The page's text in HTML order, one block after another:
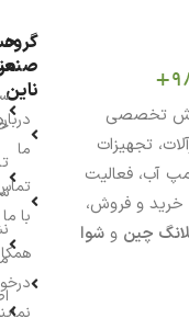
بر فروش تخصصی
تجهیزات
آب، فعالیت
خرید و فروش،
چین و شوا
گروه
ناین
ما
با ما